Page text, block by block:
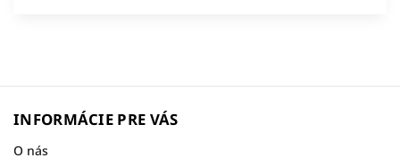
INFORMÁCIE PRE VÁS
O nás